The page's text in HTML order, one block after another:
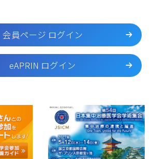
会員ページ ログイン
eAPRIN ログイン